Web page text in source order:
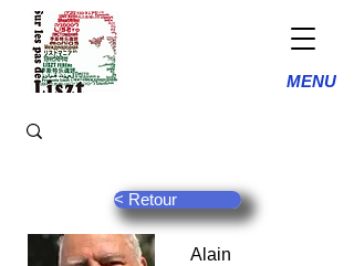
MENU
< Retour
Alain